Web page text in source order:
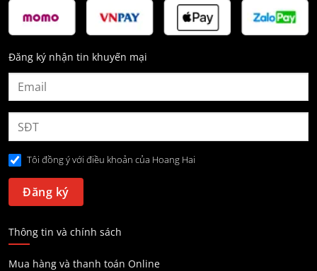
Đăng ký nhận tin khuyến mại
Tôi đồng ý với điều khoản của Hoang Hai
Thông tin và chính sách
Mua hàng và thanh toán Online